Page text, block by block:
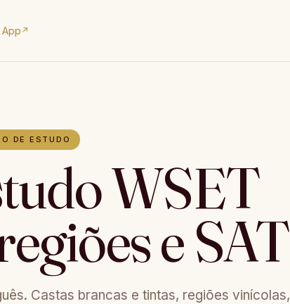
↗
DE ESTUDO
WSET
e SAT
Castas brancas e tintas, regiões vinícolas,